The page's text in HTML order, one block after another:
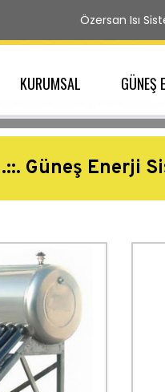
Özersan Isı
KURUMSAL GÜNEŞ
.::. Güneş Enerji